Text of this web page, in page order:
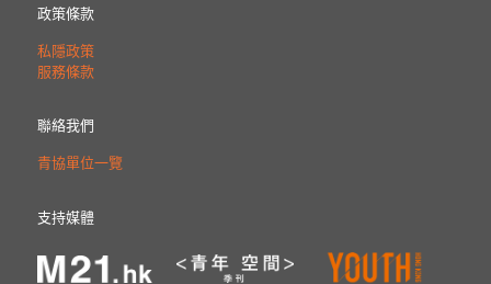
政策條款
私隱政策
服務條款
聯絡我們
青協單位一覽
支持媒體